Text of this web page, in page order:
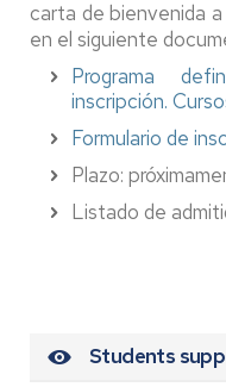
carta de bienvenida
en el siguiente
Programa
inscripción.
Formulario de
Plazo:
Listado de
Students